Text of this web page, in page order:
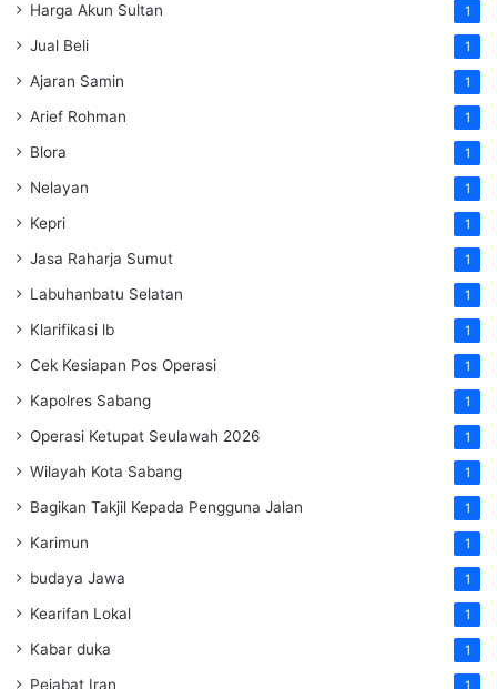
Harga Akun Sultan 1
Jual Beli 1
Ajaran Samin 1
Arief Rohman 1
Blora 1
Nelayan 1
Kepri 1
Jasa Raharja Sumut 1
Labuhanbatu Selatan 1
Klarifikasi lb 1
Cek Kesiapan Pos Operasi 1
Kapolres Sabang 1
Operasi Ketupat Seulawah 2026 1
Wilayah Kota Sabang 1
Bagikan Takjil Kepada Pengguna Jalan 1
Karimun 1
budaya Jawa 1
Kearifan Lokal 1
Kabar duka 1
Pejabat Iran 1